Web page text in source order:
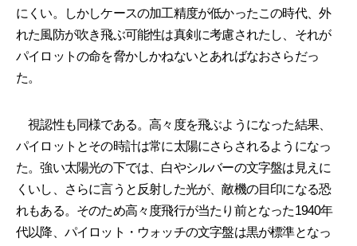
にくい。しかしケースの加工精度が低かったこの時代、外
れた風防が吹き飛ぶ可能性は真剣に考慮されたし、それが
パイロットの命を脅かしかねないとあればなおさらだっ
た。
視認性も同様である。高々度を飛ぶようになった結果、
パイロットとその時計は常に太陽にさらされるようになっ
た。強い太陽光の下では、白やシルバーの文字盤は見えに
くいし、さらに言うと反射した光が、敵機の目印になる恐
れもある。そのため高々度飛行が当たり前となった1940年
代以降、パイロット・ウォッチの文字盤は黒が標準となっ